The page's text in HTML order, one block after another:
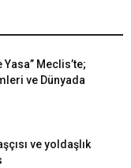
Yasa” Meclis’te;
ve Dünyada
ve yoldaşlık